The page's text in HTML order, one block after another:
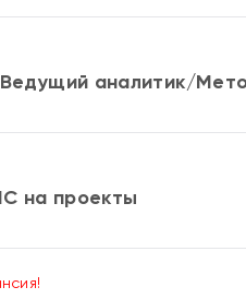
аналитик/
на проекты